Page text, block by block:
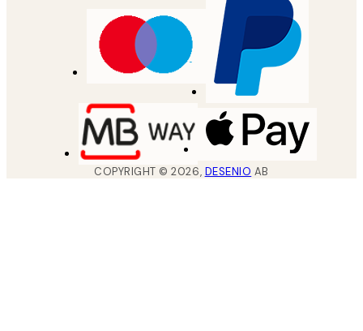
COPYRIGHT ©2026, DESENIO AB